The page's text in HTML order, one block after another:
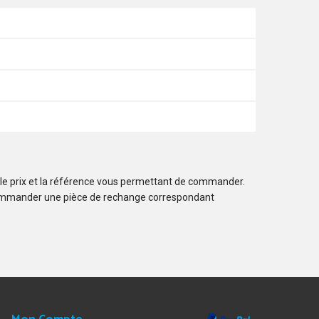
prix et la référence vous permettant de commander.
une pièce de rechange correspondant